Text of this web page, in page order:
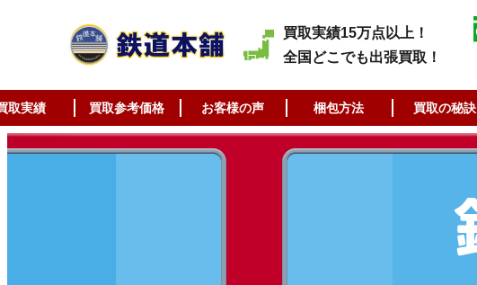
買取実績15万点以上！
全国どこでも出張買取！
取実績 買取参考価格 お客様の声 梱包方法 買取の秘訣